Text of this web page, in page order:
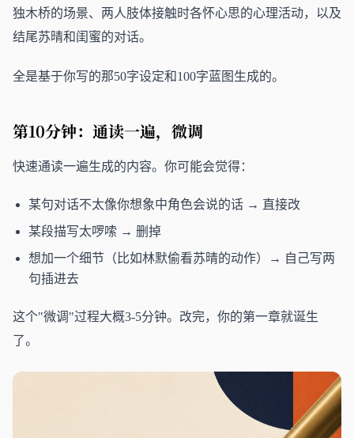
独木桥的场景、两人肢体接触时各怀心思的心理活动，以及
结尾苏晴和闺蜜的对话。
全是基于你写的那50字设定和100字蓝图生成的。
第10分钟：通读一遍，微调
快速通读一遍生成的内容。你可能会觉得：
某句对话不太像你想象中角色会说的话 → 直接改
某段描写太啰嗦 → 删掉
想加一个细节（比如林默偷看苏晴的动作）→ 自己写两
句插进去
这个"微调"过程大概3-5分钟。改完，你的第一章就诞生
了。